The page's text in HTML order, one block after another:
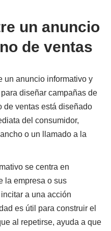
un anuncio
de ventas
un anuncio informativo y
diseñar campañas de
de ventas está diseñado
del consumidor,
o un llamado a la
se centra en
la empresa o sus
a una acción
es útil para construir el
al repetirse, ayuda a que